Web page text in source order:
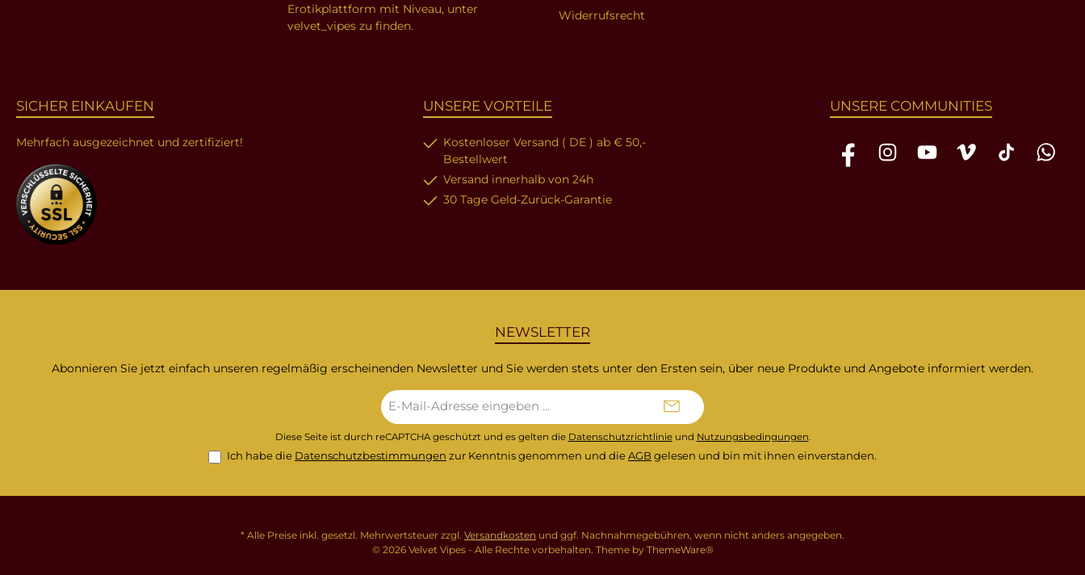
Erotikplattform mit Niveau, unter
velvet_vipes zu finden.
Widerrufsrecht
SICHER EINKAUFEN
Mehrfach ausgezeichnet und zertifiziert!
UNSERE VORTEILE
Kostenloser Versand ( DE ) ab € 50,-
Bestellwert
Versand innerhalb von 24h
30 Tage Geld-Zurück-Garantie
UNSERE COMMUNITIES
FacebookInstagramYouTube Vimeo TikTok
NEWSLETTER
Abonnieren Sie jetzt einfach unseren regelmäßig erscheinenden Newsletter und Sie werden stets unter den Ersten sein, über neue Produkte und Angebote informiert werden.
Mail-
Adresse*
Diese Seite ist durch reCAPTCHA geschützt und es gelten die Datenschutzrichtlinieund Nutzungsbedingungen
Ich habe die Datenschutzbestimmungen zur Kenntnis genommen und dieAGBgelesen und bin mit ihnen einverstanden.
* Alle Preise inkl. gesetzl. Mehrwertsteuer zzgl. Versandkosten und ggf. Nachnahmegebühren, wenn nicht anders angegeben.
© 2026 Velvet Vipes - Alle Rechte vorbehalten. Theme by ThemeWare®